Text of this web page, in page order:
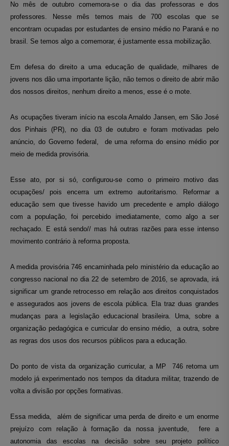
No mês de outubro comemora-se o dia das professoras e dos
professores. Nesse mês temos mais de 700 escolas que se
encontram ocupadas por estudantes de ensino médio no Paraná e no
brasil. Se temos algo a comemorar, é justamente essa mobilização.
Em defesa do direito a uma educação de qualidade, milhares de
jovens nos dão uma importante lição, não temos o direito de abrir mão
dos nossos direitos, nenhum direito a menos, esse é o mote.
As ocupações tiveram início na escola Arnaldo Jansen, em São José
dos Pinhais (PR), no dia 03 de outubro e foram motivadas pelo
anúncio, do Governo federal, de uma reforma do ensino médio por
meio de medida provisória.
Esse ato, por si só, configurou-se como o primeiro motivo das
ocupações/ pois encerra um extremo autoritarismo. Reformar a
educação sem que tivesse havido um precedente e amplo diálogo
com a população, foi percebido imediatamente, como algo a ser
rechaçado. E está sendo// mas há outras razões para esse intenso
movimento contrário à reforma proposta.
A medida provisória 746 encaminhada pelo ministério da educação ao
congresso nacional no dia 22 de setembro de 2016, se aprovada, irá
significar um grande retrocesso em relação aos direitos conquistados
e assegurados aos jovens de escola pública. Ela traz duas grandes
mudanças para a legislação educacional brasileira. Uma, sobre a
organização pedagógica e curricular do ensino médio, a outra, sobre
as regras dos usos dos recursos públicos para a educação.
Do ponto de vista da organização curricular, a MP 746 retoma um
modelo já experimentado nos tempos da ditadura militar, trazendo de
volta a divisão por opções formativas.
Essa medida, além de significar uma perda de direito e um enorme
prejuízo com relação à formação da nossa juventude, fere a
autonomia das escolas na decisão sobre seu projeto político